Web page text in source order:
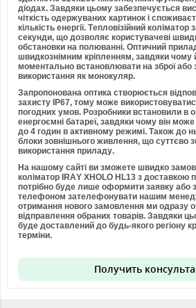
діодах. Завдяки цьому забезпечується
чіткість одержуваних картинок і
кількість енергії. Тепловізійний
секунди, що дозволяє користувачеві
обстановки на полюванні. Оптичний
швидкознімним кріпленням, завдяки чому
моментально встановлювати на зброї або
використання як монокуляр.
Запропонована оптика створюється
захисту IP67, тому може
погодних умов. Розробники встановили в
енергоємні батареї, завдяки чому він
до 4 годин в активному режимі. Також до
блоки зовнішнього живлення, що суттєво
використання приладу.
На нашому сайті ви зможете швидко
коліматор IRAY XHOLO HL13 з доставкою
потрібно буде лише оформити заявку або
телефоном зателефонувати нашим
отримання нового замовлення ми одразу
відправлення обраних товарів. Завдяки
буде доставлений до будь-якого регіону
терміни.
Получить